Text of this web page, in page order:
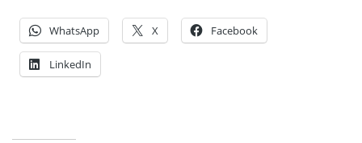
WhatsApp X Facebook
LinkedIn